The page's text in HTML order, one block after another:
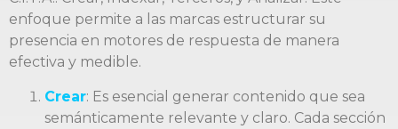
enfoque permite a las marcas estructurar su
presencia en motores de respuesta de manera
efectiva y medible.
Crear: Es esencial generar contenido que sea
semánticamente relevante y claro. Cada sección